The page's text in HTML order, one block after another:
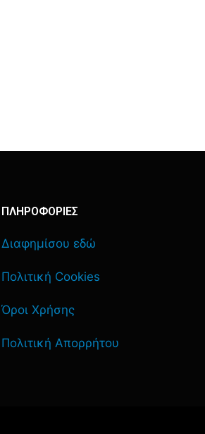
ΠΛΗΡΟΦΟΡΙΕΣ
Διαφημίσου εδώ
Πολιτική Cookies
Όροι Χρήσης
Πολιτική Απορρήτου